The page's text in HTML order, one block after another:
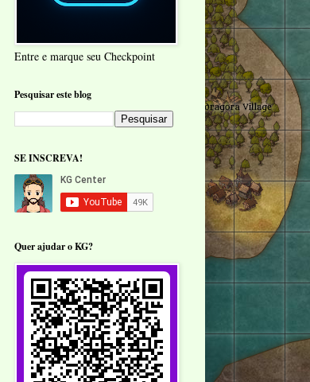
Entre e marque seu Checkpoint
Pesquisar este blog
SE INSCREVA!
Quer ajudar o KG?